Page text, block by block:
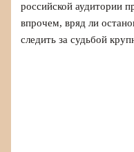
российской аудитории
впрочем, вряд ли
следить за судьбой